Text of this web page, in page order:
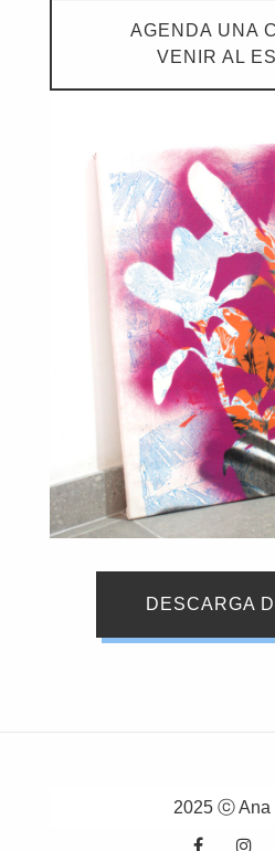
AGENDA UNA
VENIR AL
DESCARGA
2025 ⓒ Ana